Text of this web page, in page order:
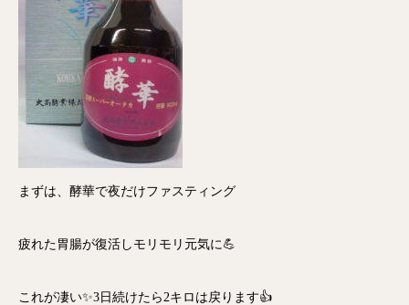
まずは、酵華で夜だけファスティング
疲れた胃腸が復活しモリモリ元気に💪
これが凄い✨3日続けたら2キロは戻ります👍